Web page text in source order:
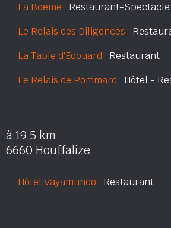
La Boeme Restaurant-Spectacle
Le Relais des Diligences
La Table d'Edouard Restaurant
Le Relais de Pommard Hôtel -
à 19.5 km
6660 Houffalize
Hôtel Vayamundo Restaurant